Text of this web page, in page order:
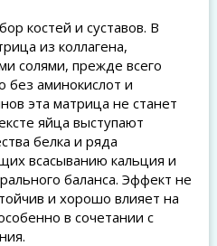
костей и суставов. В
из коллагена,
солями, прежде всего
без аминокислот и
эта матрица не станет
яйца выступают
белка и ряда
всасыванию кальция и
баланса. Эффект не
и хорошо влияет на
в сочетании с